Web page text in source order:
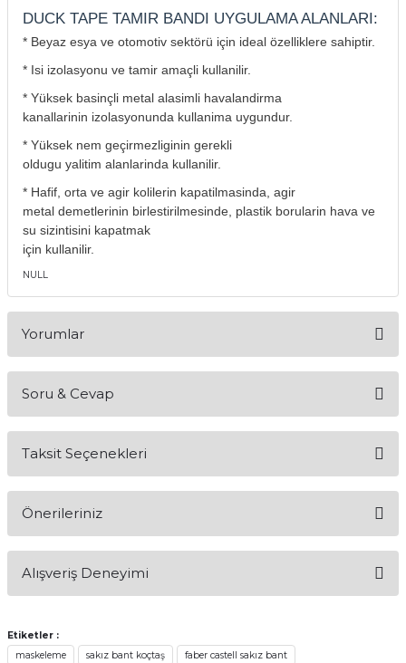
DUCK TAPE TAMIR BANDI UYGULAMA ALANLARI:
* Beyaz esya ve otomotiv sektörü için ideal özelliklere sahiptir.
* Isi izolasyonu ve tamir amaçli kullanilir.
* Yüksek basinçli metal alasimli havalandirma
kanallarinin izolasyonunda kullanima uygundur.
* Yüksek nem geçirmezliginin gerekli
oldugu yalitim alanlarinda kullanilir.
* Hafif, orta ve agir kolilerin kapatilmasinda, agir
metal demetlerinin birlestirilmesinde, plastik borularin hava ve
su sizintisini kapatmak
için kullanilir.
NULL
Yorumlar
Soru & Cevap
Taksit Seçenekleri
Önerileriniz
konularda yetersiz gördüğünüz noktaları öneri formunu
kullanarak tarafımıza iletebilirsiniz.
Ürün resmi kalitesiz, bozuk veya görüntülenemiyor.
Alışveriş Deneyimi
N... Ç... | 22/09/2025
Etiketler :
maskeleme
sakız bant koçtaş faber castell sakız bant